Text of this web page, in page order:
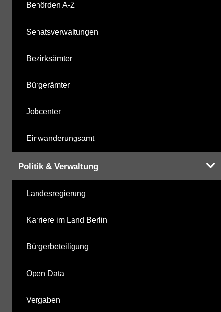
Behörden A-Z
Senatsverwaltungen
Bezirksämter
Bürgerämter
Jobcenter
Einwanderungsamt
Politik & Verwaltung
Landesregierung
Karriere im Land Berlin
Bürgerbeteiligung
Open Data
Vergaben